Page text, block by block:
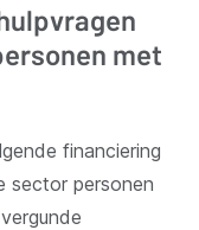
met
financiering
sector personen